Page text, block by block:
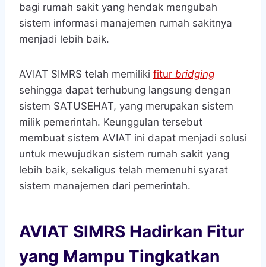
bagi rumah sakit yang hendak mengubah
sistem informasi manajemen rumah sakitnya
menjadi lebih baik.
AVIAT SIMRS telah memiliki fitur bridging
sehingga dapat terhubung langsung dengan
sistem SATUSEHAT, yang merupakan sistem
milik pemerintah. Keunggulan tersebut
membuat sistem AVIAT ini dapat menjadi solusi
untuk mewujudkan sistem rumah sakit yang
lebih baik, sekaligus telah memenuhi syarat
sistem manajemen dari pemerintah.
AVIAT SIMRS Hadirkan Fitur
yang Mampu Tingkatkan